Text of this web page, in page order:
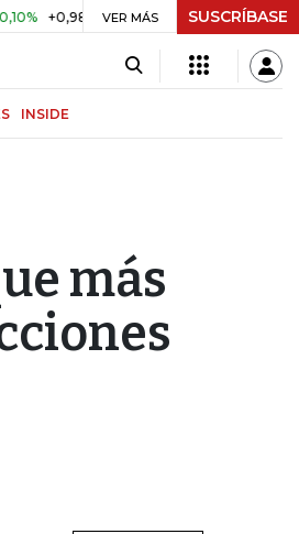
UVR $ 417,01 +$ 0,05 +0,01%
VER MÁS SUSCRÍBASE
INSIDE
más